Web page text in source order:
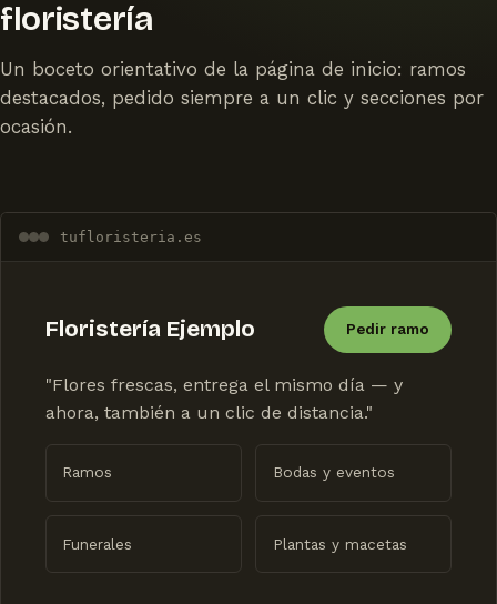
floristería
Un boceto orientativo de la página de inicio: ramos
destacados, pedido siempre a un clic y secciones por
ocasión.
tufloristeria.es
Floristería Ejemplo Pedir ramo
"Flores frescas, entrega el mismo día — y
ahora, también a un clic de distancia."
Ramos Bodas y eventos
Funerales Plantas y macetas